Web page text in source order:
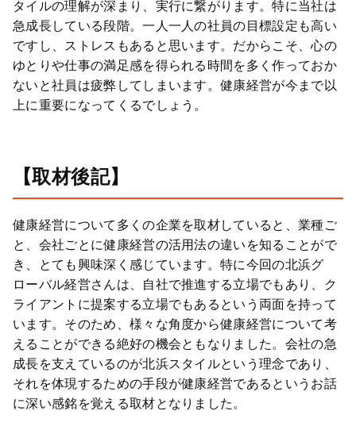
タイルの理解が深まり、実行に繋がります。特に当社は
急成長している段階。一人一人の社員の目標設定も高い
ですし、ストレスもあると思います。だからこそ、心の
ゆとりや仕事の満足感を得られる時間を多く作っておか
ないと社員は疲弊してしまいます。健康経営が今まで以
上に重要になってくるでしょう。
【取材後記】
健康経営について多くの企業を取材していると、業種ご
と、会社ごとに健康経営の活用法の違いを知ることがで
き、とても興味深く感じています。特に今回の北浜グ
ローバル経営さんは、自社で推進する立場でもあり、ク
ライアントに提案する立場でもあるという両面を持って
います。そのため、様々な角度から健康経営について考
えることができる絶好の機会ともなりました。会社の急
成長を支えているのが北浜スタイルという理念であり、
それを体現するための手段が健康経営であるというお話
に深い感銘を覚える取材となりました。